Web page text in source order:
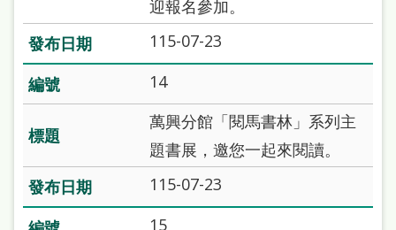
侵
權
處
辦
法
聯
迎報名參加。
115-07-23
14
萬興分館「閱馬書林」系列主
題書展，邀您一起來閱讀。
115-07-23
15